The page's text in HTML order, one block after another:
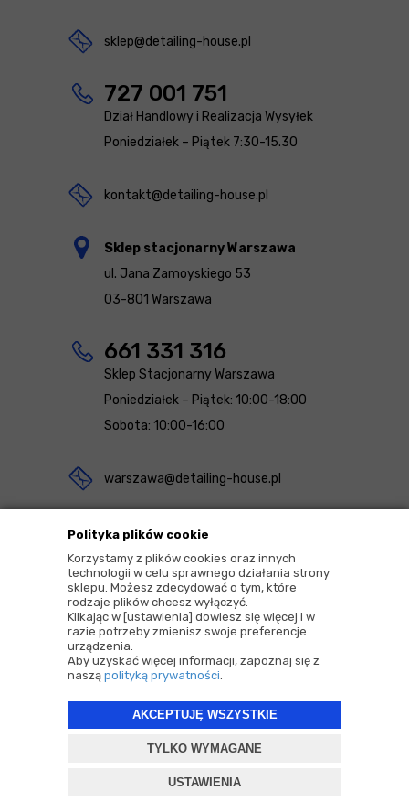
Polityka plików cookie
Korzystamy z plików cookies oraz innych
technologii w celu sprawnego działania strony
sklepu. Możesz zdecydować o tym, które
rodzaje plików chcesz wyłączyć.
Klikając w [ustawienia] dowiesz się więcej i w
razie potrzeby zmienisz swoje preferencje
urządzenia.
Aby uzyskać więcej informacji, zapoznaj się z
naszą polityką prywatności.
AKCEPTUJĘ WSZYSTKIE
TYLKO WYMAGANE
USTAWIENIA
sklep@detailing-house.pl
727 001 751
Dział Handlowy i Realizacja Wysyłek
Poniedziałek – Piątek 7:30-15.30
kontakt@detailing-house.pl
Sklep stacjonarny Warszawa
ul. Jana Zamoyskiego 53
03-801 Warszawa
661 331 316
Sklep Stacjonarny Warszawa
Poniedziałek – Piątek: 10:00-18:00
Sobota: 10:00-16:00
warszawa@detailing-house.pl
Magazyn Rekcin
Nomos Sp. z o.o. sp.k.
ul. Agrestowa 1
83-010 Rekcin
2026 © Copyrights by |Detailing House